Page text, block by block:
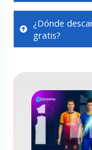
¿Dónde
gratis?